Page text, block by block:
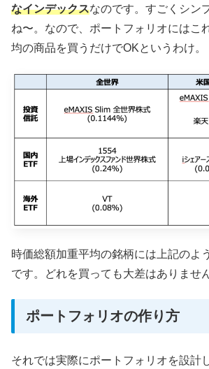
なインデックスなのです。すごくシン
ね〜。なので、ポートフォリオにはこ
均の商品を買うだけでOKというわけ。
時価総額加重平均の銘柄には上記のよ
です。どれを買っても大差はありません
ポートフォリオの作り方
それでは実際にポートフォリオを設計